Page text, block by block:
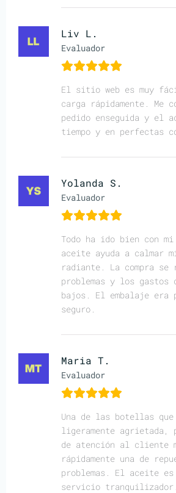
Liv L.
Evaluador
El sitio web es muy
carga rápidamente. Me
pedido enseguida y el
tiempo y en perfectas
Yolanda S.
Evaluador
Todo ha ido bien con
aceite ayuda a calmar
radiante. La compra
problemas y los gastos
bajos. El embalaje era
seguro.
Maria T.
Evaluador
Una de las botellas
ligeramente
de atención al cliente
rápidamente una de
problemas. El aceite
servicio tranquilizador.